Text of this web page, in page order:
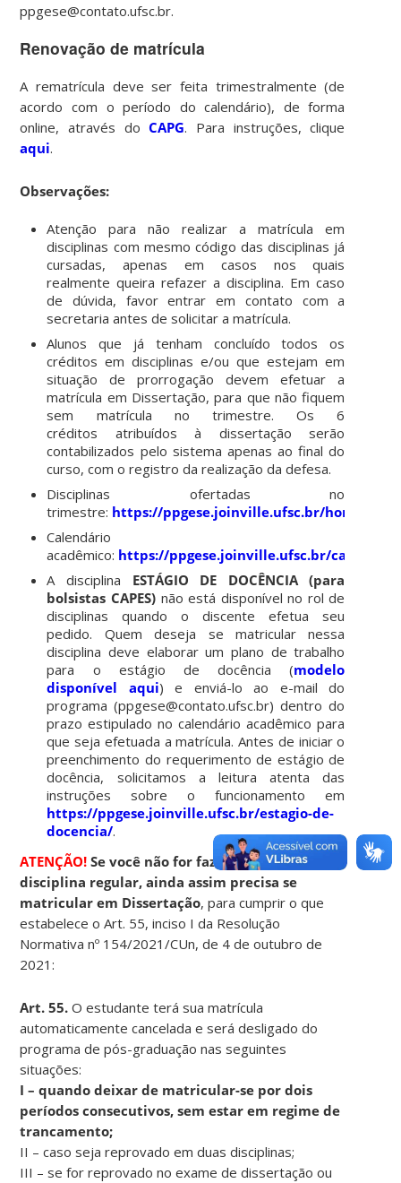
ppgese@contato.ufsc.br.
Renovação de matrícula
A rematrícula deve ser feita trimestralmente (de
acordo com o período do calendário), de forma
online, através doCAPG. Para instruções, clique
aqui.
Observações:
Atenção para não realizar a matrícula em
disciplinas com mesmo código das disciplinas já
cursadas, apenas em casos nos quais
realmente queira refazer a disciplina. Em caso
de dúvida, favor entrar em contato com a
secretaria antes de solicitar a matrícula.
Alunos que já tenham concluído todos os
créditos em disciplinas e/ou que estejam em
situação de prorrogação devem efetuar a
matrícula em Dissertação, para que não fiquem
sem matrícula no trimestre. Os 6
créditos atribuídos à dissertação serão
contabilizados pelo sistema apenas ao final do
curso, com o registro da realização da defesa.
Disciplinas ofertadas no
trimestre: https://ppgese.joinville.ufsc.br/horario/
Calendário
acadêmico: https://ppgese.joinville.ufsc.br/
A disciplina ESTÁGIO DE DOCÊNCIA (para
bolsistas CAPES)não está disponível no rol de
disciplinas quando o discente efetua seu
pedido. Quem deseja se matricular nessa
disciplina deve elaborar um plano de trabalho
para o estágio de docência (modelo
disponível aqui) e enviá-lo ao e-mail do
programa (ppgese@contato.ufsc.br) dentro do
prazo estipulado no calendário acadêmico para
que seja efetuada a matrícula. Antes de iniciar o
preenchimento do requerimento de estágio de
docência, solicitamos a leitura atenta das
instruções sobre o funcionamento em
https://ppgese.joinville.ufsc.br/estagio-de-
docencia/.
ATENÇÃO! Se você não for fazer nenhuma
disciplina regular, ainda assim precisa se
matricular em Dissertação, para cumprir o que
estabelece o Art. 55, inciso I da Resolução
Normativa nº 154/2021/CUn, de 4 de outubro de
2021:
Art. 55. O estudante terá sua matrícula
automaticamente cancelada e será desligado do
programa de pós-graduação nas seguintes
situações:
I – quando deixar de matricular-se por dois
períodos consecutivos, sem estar em regime de
trancamento;
II – caso seja reprovado em duas disciplinas;
III – se for reprovado no exame de dissertação ou